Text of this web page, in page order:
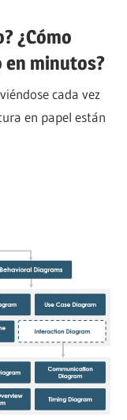
¿Cómo
en minutos?
cada vez
en papel están